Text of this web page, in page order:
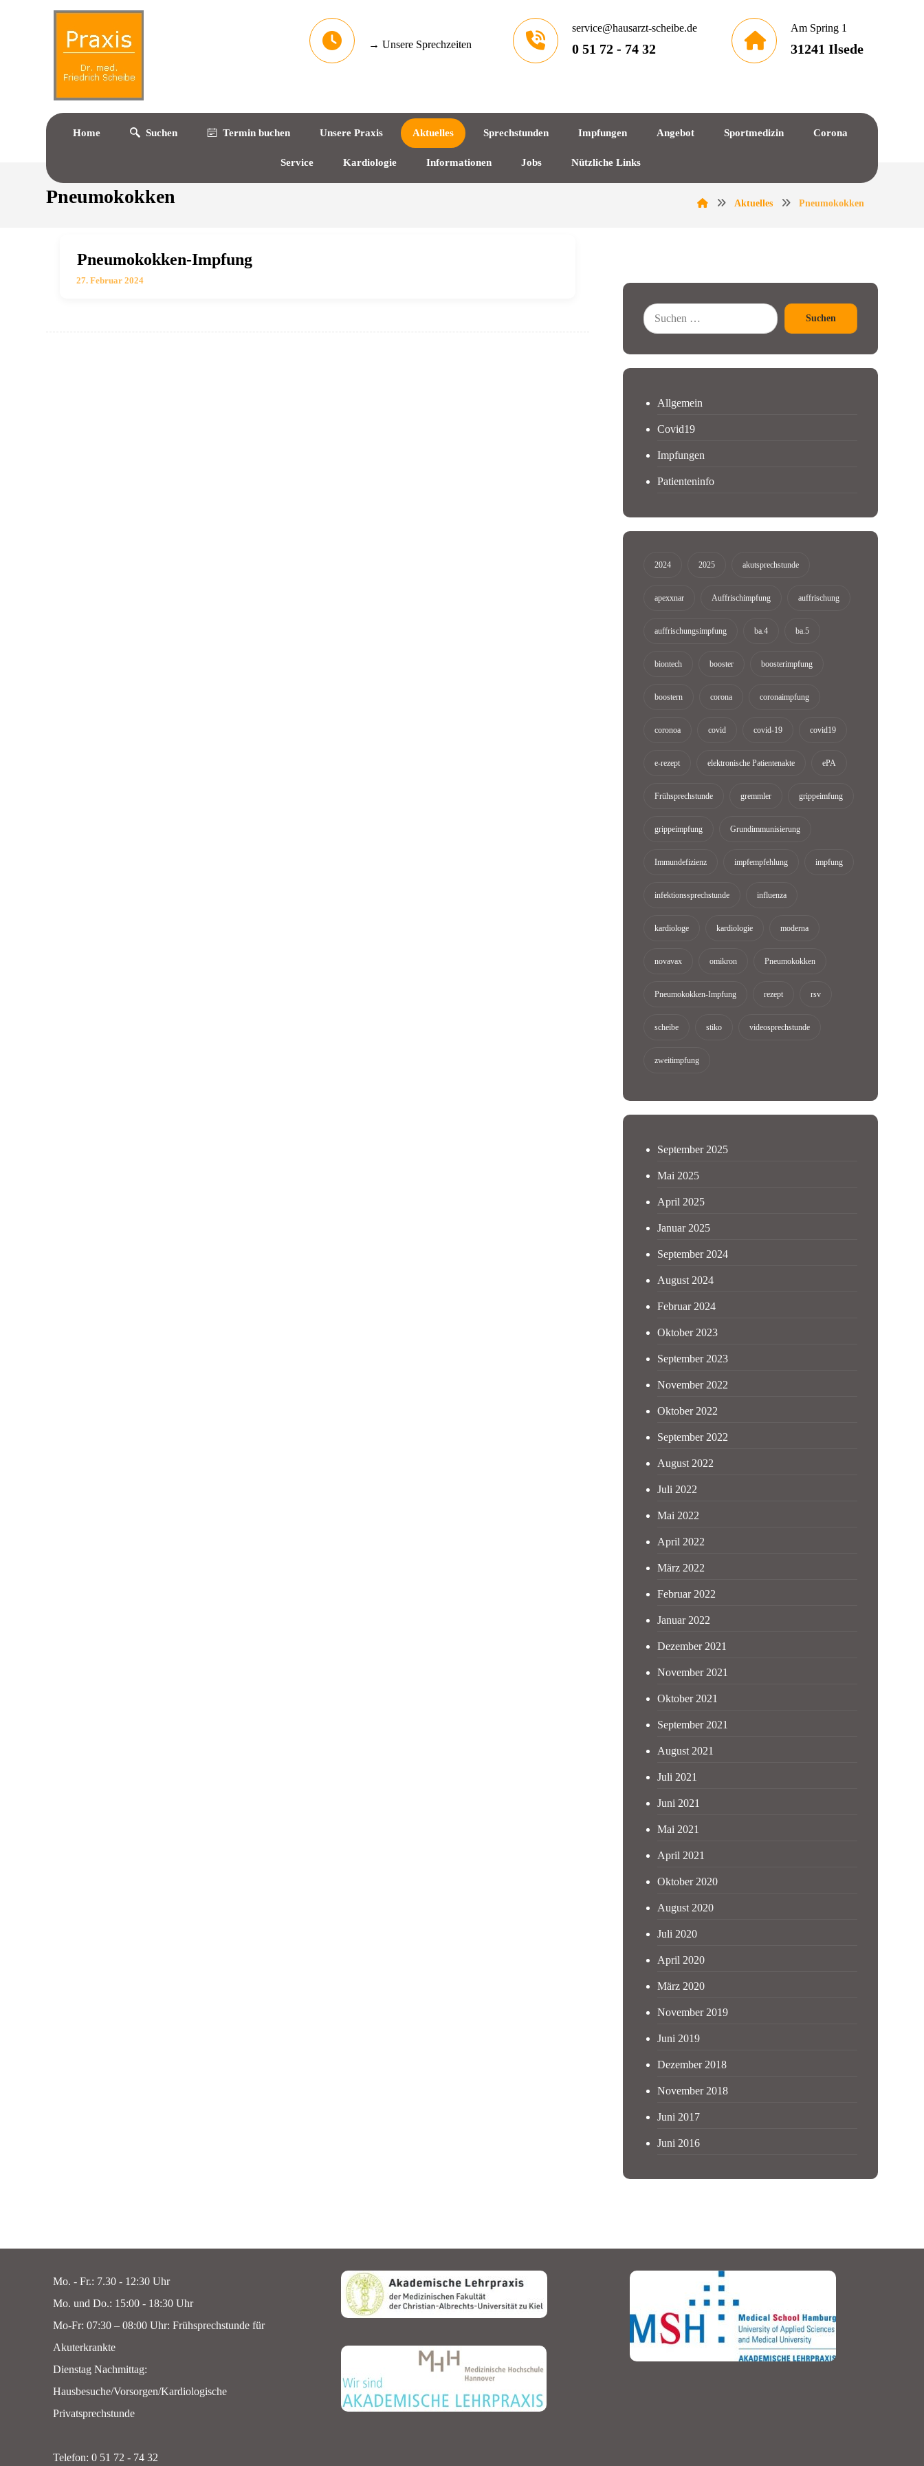
Am Spring 1
31241 Ilsede
service@hausarzt-scheibe.de
0 51 72 - 74 32
→ Unsere Sprechzeiten
Home Suchen Termin buchen Unsere Praxis Aktuelles Sprechstunden Impfungen Angebot Sportmedizin Corona
Service Kardiologie Informationen Jobs Nützliche Links
Pneumokokken Aktuelles Pneumokokken
Pneumokokken-Impfung
27. Februar 2024
Suchen
Allgemein
Covid19
Impfungen
Patienteninfo
2024 2025 akutsprechstunde
apexxnar Auffrischimpfung auffrischung
auffrischungsimpfung ba.4 ba.5
biontech booster boosterimpfung
boostern corona coronaimpfung
coronoa covid covid-19 covid19
e-rezept elektronische Patientenakte ePA
Frühsprechstunde gremmler grippeimfung
grippeimpfung Grundimmunisierung
Immundefizienz impfempfehlung impfung
infektionssprechstunde influenza
kardiologe kardiologie moderna
novavax omikron Pneumokokken
Pneumokokken-Impfung rezept rsv
scheibe stiko videosprechstunde
zweitimpfung
September 2025
Mai 2025
April 2025
Januar 2025
September 2024
August 2024
Februar 2024
Oktober 2023
September 2023
November 2022
Oktober 2022
September 2022
August 2022
Juli 2022
Mai 2022
April 2022
März 2022
Februar 2022
Januar 2022
Dezember 2021
November 2021
Oktober 2021
September 2021
August 2021
Juli 2021
Juni 2021
Mai 2021
April 2021
Oktober 2020
August 2020
Juli 2020
April 2020
März 2020
November 2019
Juni 2019
Dezember 2018
November 2018
Juni 2017
Juni 2016
Mo. - Fr.: 7.30 - 12:30 Uhr
Mo. und Do.: 15:00 - 18:30 Uhr
Mo-Fr: 07:30 – 08:00 Uhr: Frühsprechstunde für
Akuterkrankte
Dienstag Nachmittag:
Hausbesuche/Vorsorgen/Kardiologische
Privatsprechstunde
Telefon: 0 51 72 - 74 32